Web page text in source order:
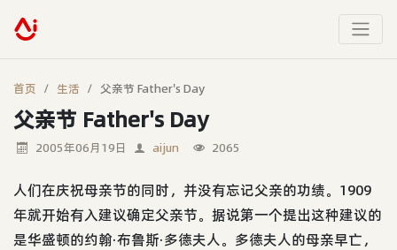
首页 生活 父亲节 Father's Day
父亲节 Father's Day
2005年06月19日 aijun 2065
人们在庆祝母亲节的同时，并没有忘记父亲的功绩。1909
年就开始有入建议确定父亲节。据说第一个提出这种建议的
是华盛顿的约翰·布鲁斯·多德夫人。多德夫人的母亲早亡，